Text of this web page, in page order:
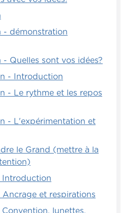
est vraiment de
de la faire au
Le bon côté, c'est
En fait, ce n'est
long. Vous pouvez
avec trois minutes de
vous avez [00:02:00]
au Tibet, elle
avec des petits
dans la forêt, puis il
aller chercher des
neige! J'ai remplacé
- démonstration
Quelles sont vos idées?
- Introduction
- Le rythme et les repos
- L'expérimentation et
le Grand (mettre à la
Introduction
Ancrage et respirations
lunettes,